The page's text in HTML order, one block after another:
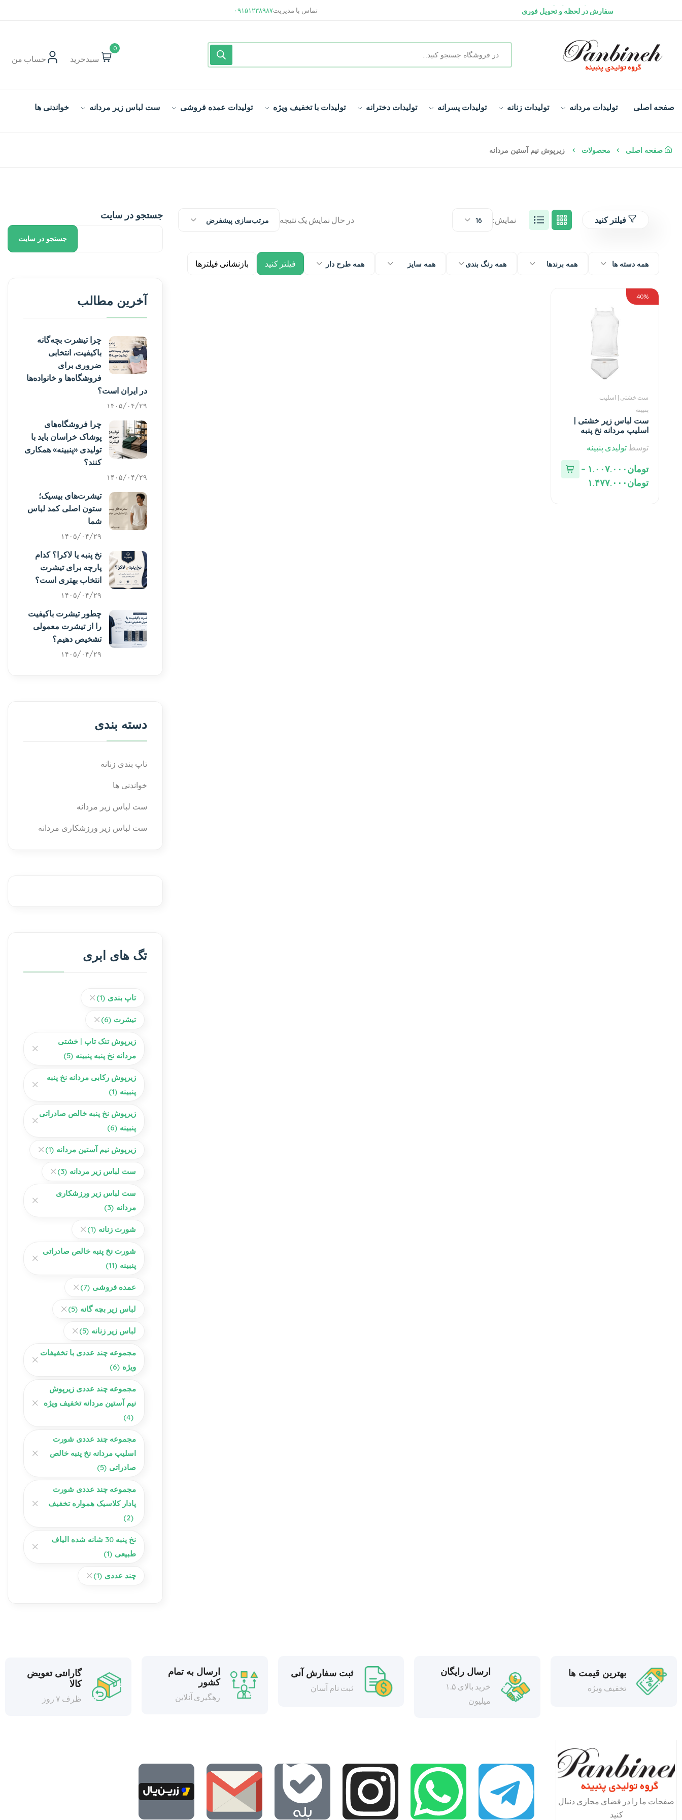
ارسال رایگان کالا | سفارش بالای ۲ میلیون تومان
تماس با مدیریت۰۹۱۵۱۲۳۸۹۸۷
0
سبدخرید حساب‌ من
صفحه اصلی تولیدات مردانه تولیدات زنانه تولیدات پسرانه تولیدات دخترانه تولیدات با تخفیف ویژه تولیدات عمده فروشی ست لباس زیر مردانه خواندنی ها
صفحه اصلی محصولات زیرپوش نیم آستین مردانه
فیلتر کنید نمایش: 16 در حال نمایش یک نتیجه مرتب‌سازی پیشفرض
همه دسته ها همه برندها همه رنگ بندی همه سایز همه طرح دار
40%
ست خشتی | اسلیپ
پنبینه
ست لباس زیر خشتی |
اسلیپ مردانه نخ پنبه
توسط تولیدی پنبینه
تومان۱.۰۰۷.۰۰۰ –
تومان۱.۴۷۷.۰۰۰
جستجو در سایت
جستجو در سایت
آخرین مطالب
چرا تیشرت بچه‌گانه
باکیفیت، انتخابی
ضروری برای
فروشگاه‌ها و خانواده‌ها
در ایران است؟
۱۴۰۵/۰۴/۲۹
چرا فروشگاه‌های
پوشاک خراسان باید با
تولیدی «پنبینه» همکاری
کنند؟
۱۴۰۵/۰۴/۲۹
تیشرت‌های بیسیک؛
ستون اصلی کمد لباس
شما
۱۴۰۵/۰۴/۲۹
نخ پنبه یا لاکرا؟ کدام
پارچه برای تیشرت
انتخاب بهتری است؟
۱۴۰۵/۰۴/۲۹
چطور تیشرت باکیفیت
را از تیشرت معمولی
تشخیص دهیم؟
۱۴۰۵/۰۴/۲۹
دسته بندی
تاپ بندی زنانه
خواندنی ها
ست لباس زیر مردانه
ست لباس زیر ورزشکاری مردانه
تگ های ابری
تاپ بندی (1)
تیشرت (6)
زیرپوش تنک تاپ | خشتی
مردانه نخ پنبه پنبینه (5)
زیرپوش رکابی مردانه نخ پنبه
پنبینه (1)
زیرپوش نخ پنبه خالص صادراتی
پنبینه (6)
زیرپوش نیم آستین مردانه (1)
ست لباس زیر مردانه (3)
ست لباس زیر ورزشکاری
مردانه (3)
شورت زنانه (1)
شورت نخ پنبه خالص صادراتی
پنبینه (11)
عمده فروشی (7)
لباس زیر بچه گانه (5)
لباس زیر زنانه (5)
مجموعه چند عددی با تخفیفات
ویژه (6)
مجموعه چند عددی زیرپوش
نیم آستین مردانه تخفیف ویژه
(4)
مجموعه چند عددی شورت
اسلیپ مردانه نخ پنبه خالص
صادراتی (5)
مجموعه چند عددی شورت
پادار کلاسیک همواره تخفیف
(2)
نخ پنبه 30 شانه شده الیاف
طبیعی (1)
چند عددی (1)
بهترین قیمت ها
تخفیف ویژه
ارسال رایگان
خرید بالای ۱.۵
میلیون
ثبت سفارش آنی
ثبت نام آسان
ارسال به تمام
کشور
رهگیری آنلاین
گارانتی تعویض
کالا
ظرف ۷ روز
صفحات ما را در فضای مجازی دنبال
کنید